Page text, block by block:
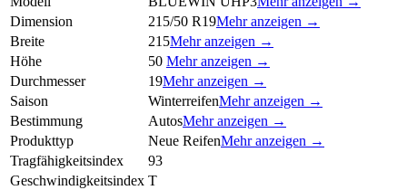
Dimension
215/50 R19Mehr anzeigen →
Breite
215Mehr anzeigen →
Höhe
50 Mehr anzeigen →
Durchmesser
19Mehr anzeigen →
Saison
WinterreifenMehr anzeigen →
Bestimmung
AutosMehr anzeigen →
Produkttyp
Neue ReifenMehr anzeigen →
Tragfähigkeitsindex
93
Geschwindigkeitsindex T